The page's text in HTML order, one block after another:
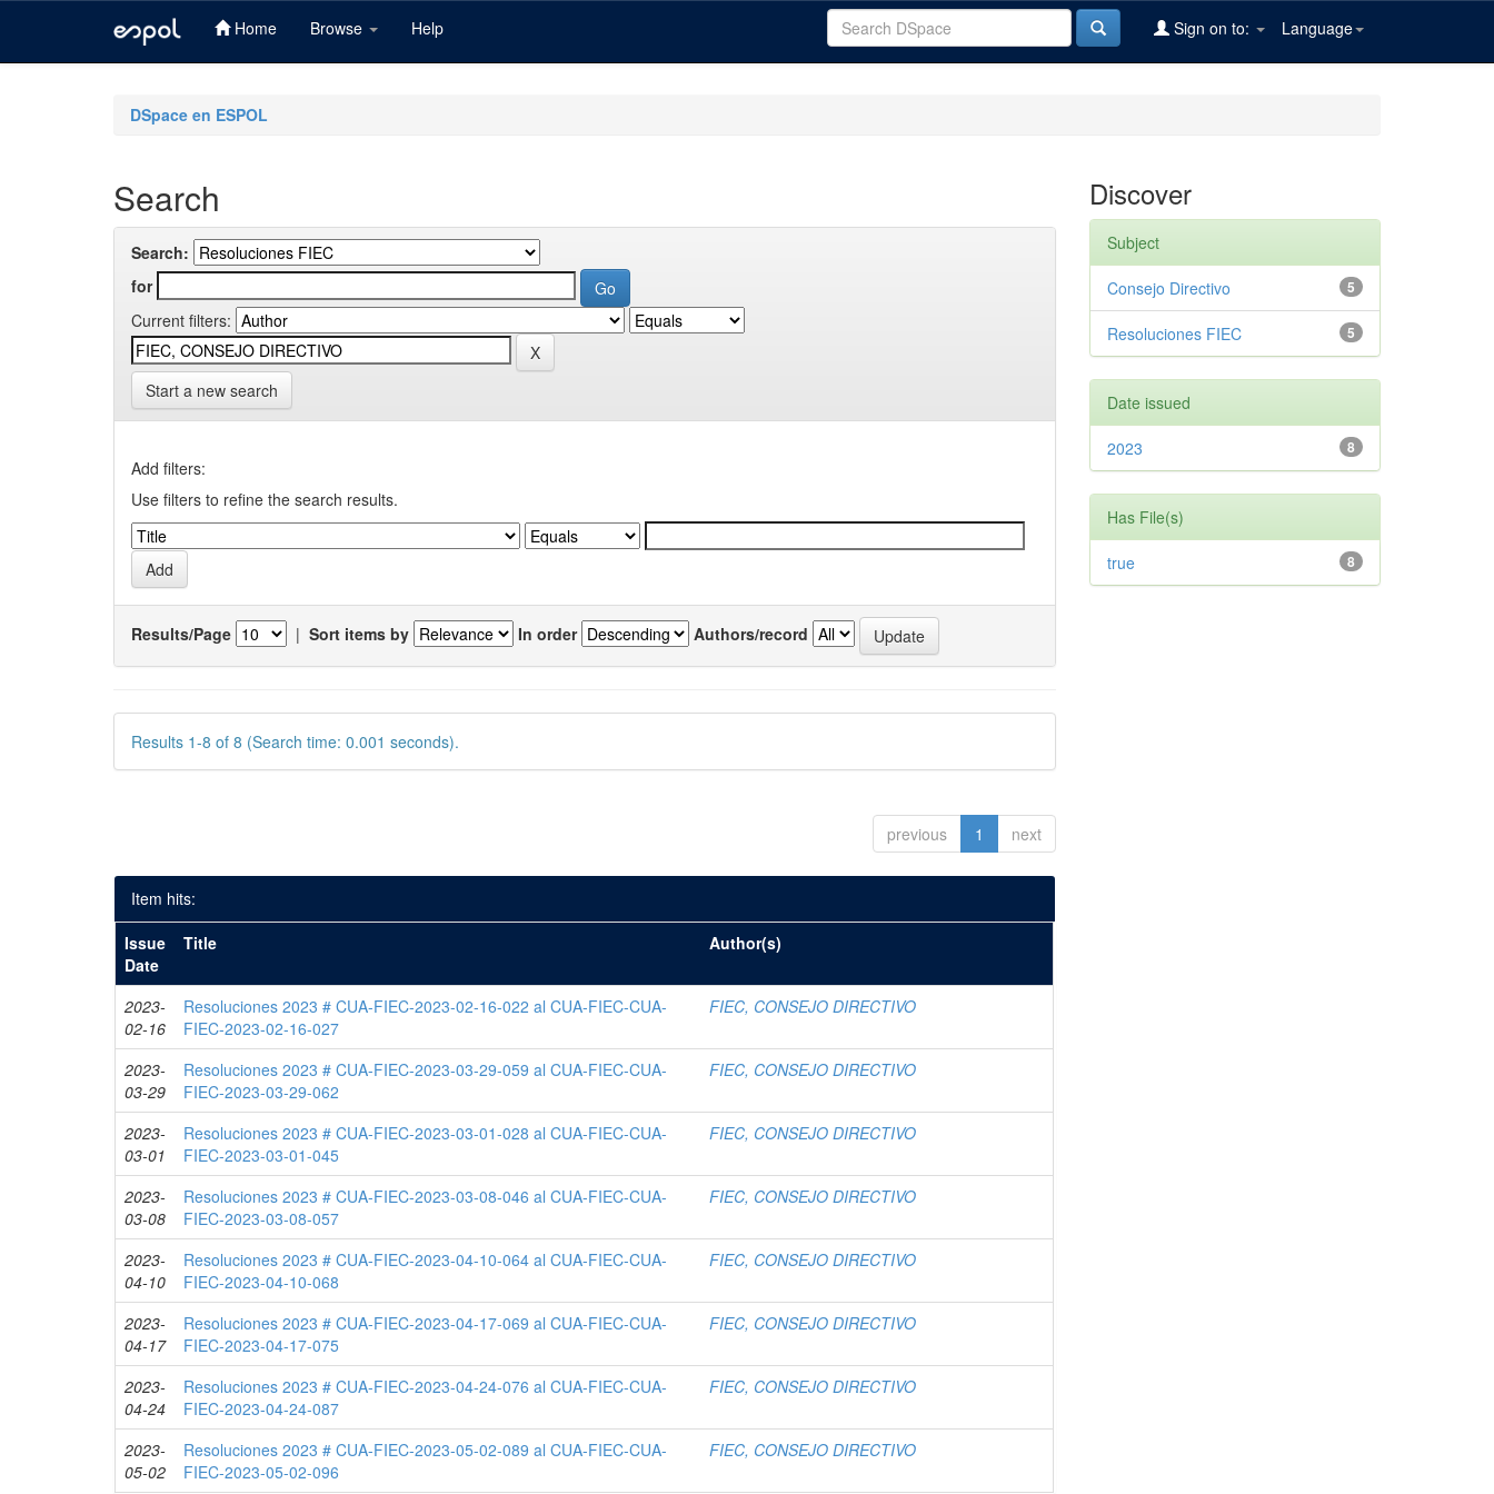
Home Browse Help Language
Sign on to:
DSpace en ESPOL
Search
Search:
for
Current filters:
Start a new search
Add filters:
Use filters to refine the search results.
Results/Page | Sort items by In order Authors/record
Results 1-8 of 8 (Search time: 0.001 seconds).
previous 1 next
Item hits:
Issue
Date
Title Author(s)
2023-
02-16
Resoluciones 2023 # CUA-FIEC-2023-02-16-022 al CUA-FIEC-CUA-
FIEC-2023-02-16-027
FIEC, CONSEJO DIRECTIVO
2023-
03-29
Resoluciones 2023 # CUA-FIEC-2023-03-29-059 al CUA-FIEC-CUA-
FIEC-2023-03-29-062
FIEC, CONSEJO DIRECTIVO
2023-
03-01
Resoluciones 2023 # CUA-FIEC-2023-03-01-028 al CUA-FIEC-CUA-
FIEC-2023-03-01-045
FIEC, CONSEJO DIRECTIVO
2023-
03-08
Resoluciones 2023 # CUA-FIEC-2023-03-08-046 al CUA-FIEC-CUA-
FIEC-2023-03-08-057
FIEC, CONSEJO DIRECTIVO
2023-
04-10
Resoluciones 2023 # CUA-FIEC-2023-04-10-064 al CUA-FIEC-CUA-
FIEC-2023-04-10-068
FIEC, CONSEJO DIRECTIVO
2023-
04-17
Resoluciones 2023 # CUA-FIEC-2023-04-17-069 al CUA-FIEC-CUA-
FIEC-2023-04-17-075
FIEC, CONSEJO DIRECTIVO
2023-
04-24
Resoluciones 2023 # CUA-FIEC-2023-04-24-076 al CUA-FIEC-CUA-
FIEC-2023-04-24-087
FIEC, CONSEJO DIRECTIVO
2023-
05-02
Resoluciones 2023 # CUA-FIEC-2023-05-02-089 al CUA-FIEC-CUA-
FIEC-2023-05-02-096
FIEC, CONSEJO DIRECTIVO
Discover
Subject
5
Consejo Directivo
5
Resoluciones FIEC
Date issued
8
2023
Has File(s)
8
true